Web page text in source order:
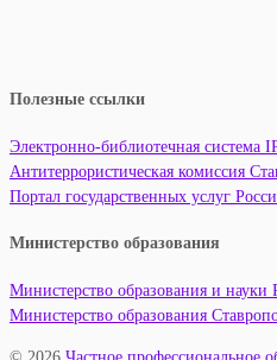
Полезные ссылки
Электронно-библиотечная система
Антитеррористическая комиссия
Портал государственных услуг
Министерство образования
Министерство образования и науки
Министерство образования